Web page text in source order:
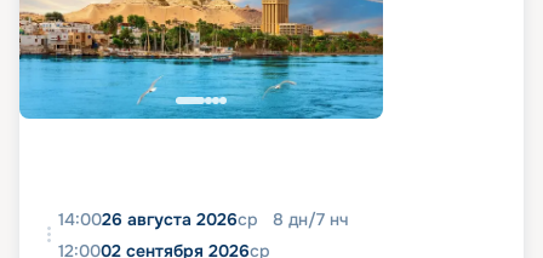
14:0026 августа 2026ср 8 дн/7 нч
12:0002 сентября 2026ср